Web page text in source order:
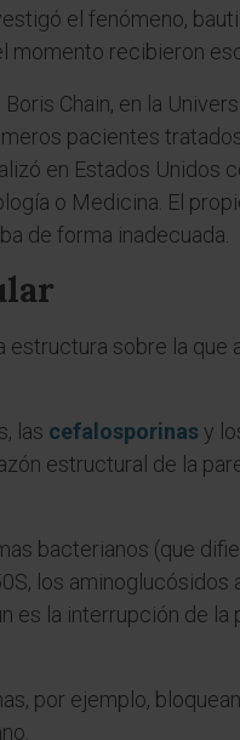
el fenómeno,
momento recibieron
Chain, en la
pacientes
en Estados Unidos
o Medicina. El
de forma inadecuada.
sobre la que
las cefalosporinasy
estructural de la
bacterianos (que
los aminoglucósidos
es la interrupción de
por ejemplo,